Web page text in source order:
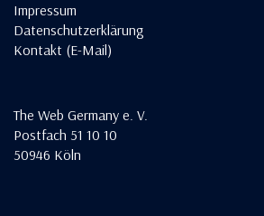
Impressum
Datenschutzerklärung
Kontakt (E-Mail)
The Web Germany e. V.
Postfach 51 10 10
50946 Köln